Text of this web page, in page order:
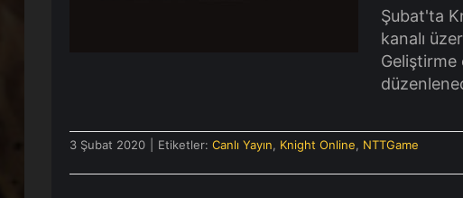
Şubat'ta
kanalı
Geliştirme
3 Şubat 2020 Etiketler: Canlı Yayın, Knight Online, NTTGame